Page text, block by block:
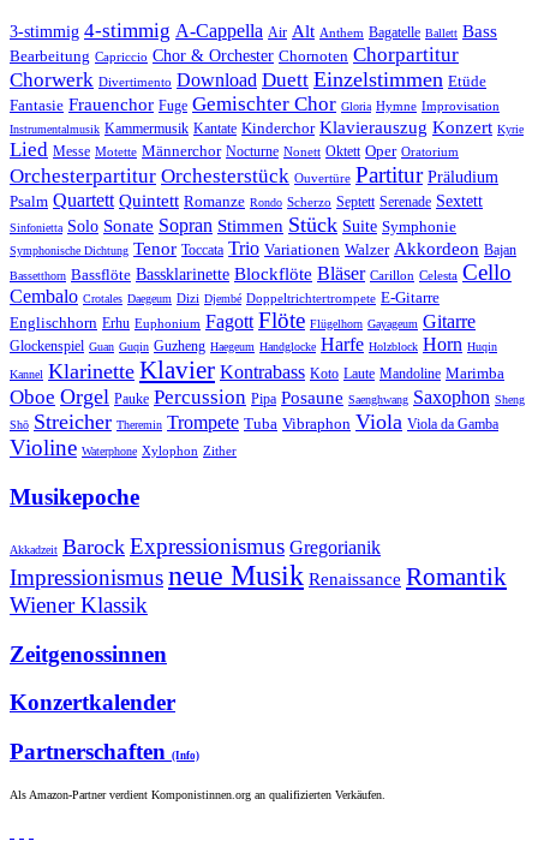
3-stimmig 4-stimmig A-Cappella Air Alt Anthem Bagatelle Ballett Bass
Bearbeitung Capriccio Chor & Orchester Chornoten Chorpartitur
Chorwerk Divertimento Download Duett Einzelstimmen Etüde
Fantasie Frauenchor Fuge Gemischter Chor Gloria Hymne Improvisation
Instrumentalmusik Kammermusik Kantate Kinderchor Klavierauszug Konzert Kyrie
Lied Messe Motette Männerchor Nocturne Nonett Oktett Oper Oratorium
Orchesterpartitur Orchesterstück Ouvertüre Partitur Präludium
Psalm Quartett Quintett Romanze Rondo Scherzo Septett Serenade Sextett
Sinfonietta Solo Sonate Sopran Stimmen Stück Suite Symphonie
Symphonische Dichtung Tenor Toccata Trio Variationen Walzer Akkordeon Bajan
Bassetthorn Bassflöte Bassklarinette Blockflöte Bläser Carillon Celesta Cello
Cembalo Crotales Daegeum Dizi Djembé Doppeltrichtertrompete E-Gitarre
Englischhorn Erhu Euphonium Fagott Flöte Flügelhorn Gayageum Gitarre
Glockenspiel Guan Guqin Guzheng Haegeum Handglocke Harfe Holzblock Horn Huqin
Kannel Klarinette Klavier Kontrabass Koto Laute Mandoline Marimba
Oboe Orgel Pauke Percussion Pipa Posaune Saenghwang Saxophon Sheng
Shō Streicher Theremin Trompete Tuba Vibraphon Viola Viola da Gamba
Violine Waterphone Xylophon Zither
Musikepoche
Akkadzeit Barock Expressionismus Gregorianik
Impressionismusneue Musik Renaissance Romantik
Wiener Klassik
Zeitgenossinnen
Konzertkalender
Partnerschaften (Info)
Als Amazon-Partner verdient Komponistinnen.org an qualifizierten Verkäufen.